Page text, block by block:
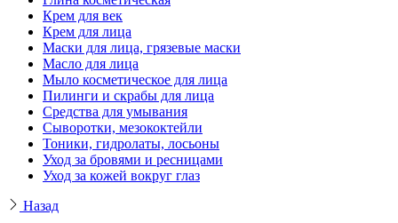
Крем для век
Крем для лица
Маски для лица, грязевые маски
Масло для лица
Мыло косметическое для лица
Пилинги и скрабы для лица
Средства для умывания
Сыворотки, мезококтейли
Тоники, гидролаты, лосьоны
Уход за бровями и ресницами
Уход за кожей вокруг глаз
Назад